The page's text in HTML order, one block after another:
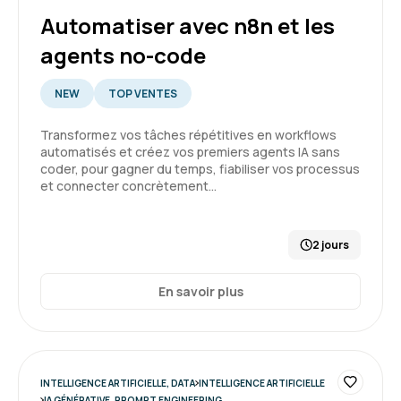
Formation : IA, les fondamentaux
GARSMEUR L. Le 30/03/2026
Audrey T. Le 27/03/2026
Automatiser avec n8n et les
agents no-code
NEW TOP VENTES
Transformez vos tâches répétitives en workflows
automatisés et créez vos premiers agents IA sans
coder, pour gagner du temps, fiabiliser vos processus
et connecter concrètement…
2 jours
En savoir plus
INTELLIGENCE ARTIFICIELLE, DATA INTELLIGENCE ARTIFICIELLE